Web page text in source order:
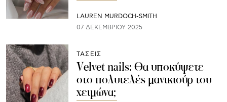
LAUREN MURDOCH-SMITH
07 ΔΕΚΕΜΒΡΊΟΥ 2025
ΤΑΣΕΙΣ
Velvet nails: Θα υποκύψετε
στο πολυτελές μανικιούρ του
χειμώνα;